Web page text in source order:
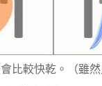
比較快乾。（雖